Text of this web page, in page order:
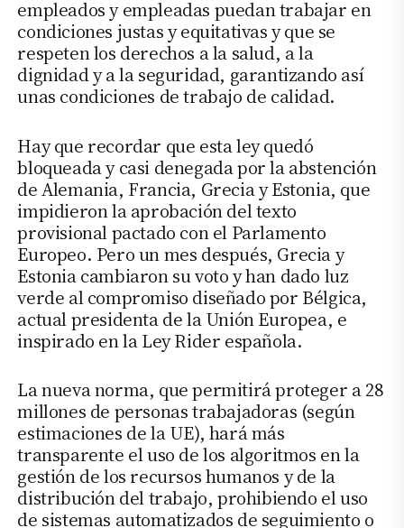
empleados y empleadas puedan trabajar en
condiciones justas y equitativas y que se
respeten los derechos a la salud, a la
dignidad y a la seguridad, garantizando así
unas condiciones de trabajo de calidad.
Hay que recordar que esta ley quedó
bloqueada y casi denegada por la abstención
de Alemania, Francia, Grecia y Estonia, que
impidieron la aprobación del texto
provisional pactado con el Parlamento
Europeo. Pero un mes después, Grecia y
Estonia cambiaron su voto y han dado luz
verde al compromiso diseñado por Bélgica,
actual presidenta de la Unión Europea, e
inspirado en la Ley Rider española.
La nueva norma, que permitirá proteger a 28
millones de personas trabajadoras (según
estimaciones de la UE), hará más
transparente el uso de los algoritmos en la
gestión de los recursos humanos y de la
distribución del trabajo, prohibiendo el uso
de sistemas automatizados de seguimiento o